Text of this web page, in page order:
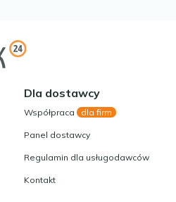
Dla dostawcy
Współpraca dla firm
Panel dostawcy
Regulamin dla usługodawców
Kontakt